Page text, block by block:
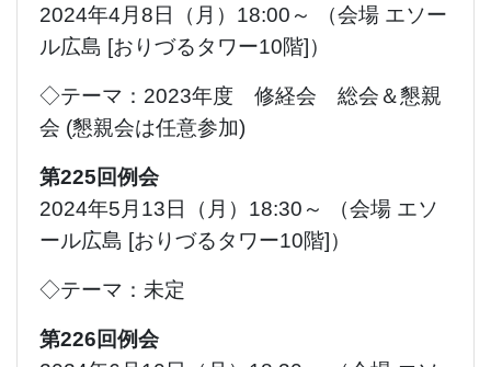
2024年4月8日（月）18:00～ （会場 エソー
ル広島 [おりづるタワー10階]）
◇テーマ：2023年度 修経会 総会＆懇親
会 (懇親会は任意参加)
第225回例会
2024年5月13日（月）18:30～ （会場 エソ
ール広島 [おりづるタワー10階]）
◇テーマ：未定
第226回例会